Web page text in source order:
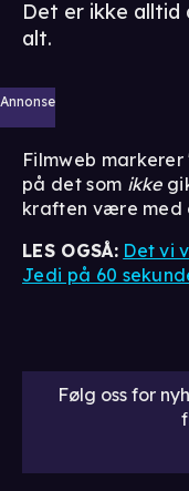
Det er ikke alltid
alt.
Annonse
Filmweb
på det som ikke
kraften være med
LES OGSÅ: Det vi
Jedi på 60
Følg oss for